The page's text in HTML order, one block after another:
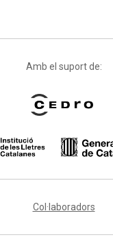
Amb el suport de:
Col·laboradors